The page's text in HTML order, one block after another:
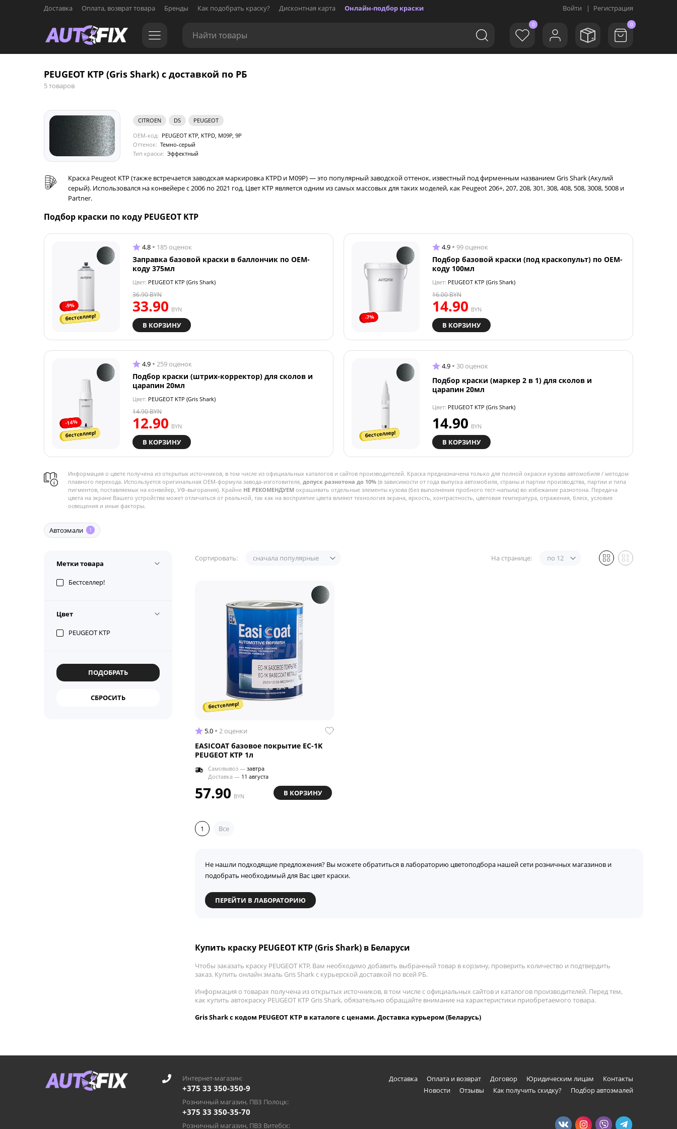
Доставка Оплата, возврат товара Бренды Как подобрать краску? Дисконтная карта Онлайн-подбор краски Войти | Регистрация
0 0
PEUGEOT KTP (Gris Shark) с доставкой по РБ
5 товаров
CITROEN DS
PEUGEOT
OEM-код: PEUGEOT KTP, KTPD, M09P, 9P
Оттенок: Темно-серый
Тип краски: Эффектный
Краска Peugeot KTP (также встречается заводская маркировка KTPD и M09P) — это популярный заводской оттенок, известный под фирменным названием Gris Shark (Акулий
серый). Использовался на конвейере с 2006 по 2021 год. Цвет KTP является одним из самых массовых для таких моделей, как Peugeot 206+, 207, 208, 301, 308, 408, 508, 3008, 5008 и
Partner.
Подбор краски по коду PEUGEOT KTP
-9%
бестселлер!
4.8 185 оценок
Заправка базовой краски в баллончик по OEM-
коду 375мл
Цвет: PEUGEOT KTP (Gris Shark)
33.90 BYN
36.90BYN
В КОРЗИНУ
-7%
4.9 99 оценок
Подбор базовой краски (под краскопульт) по OEM-
коду 100мл
Цвет: PEUGEOT KTP (Gris Shark)
14.90 BYN
16.00BYN
В КОРЗИНУ
-14%
бестселлер!
4.9 259 оценок
Подбор краски (штрих-корректор) для сколов и
царапин 20мл
Цвет: PEUGEOT KTP (Gris Shark)
12.90 BYN
14.90BYN
В КОРЗИНУ
бестселлер!
4.9 30 оценок
Подбор краски (маркер 2 в 1) для сколов и
царапин 20мл
Цвет: PEUGEOT KTP (Gris Shark)
14.90 BYN
В КОРЗИНУ
Информация о цвете получена из открытых источников, в том числе из официальных каталогов и сайтов производителей. Краска предназначена только для полной окраски кузова автомобиля / методом
плавного перехода. Используется оригинальная OEM-формула завода-изготовителя, допуск разнотона до 10% (в зависимости от года выпуска автомобиля, страны и партии производства, партии и типа
пигментов, поставляемых на конвейер, УФ-выгорания). Крайне НЕ РЕКОМЕНДУЕМ окрашивать отдельные элементы кузова (без выполнения пробного тест-напыла) во избежание разнотона. Передача
цвета на экране Вашего устройства может отличаться от реальной, так как на восприятие цвета влияют технология экрана, яркость, контрастность, цветовая температура, отражения, блеск, условия
освещения и иные факторы.
Автоэмали 1
Метки товара
Бестселлер!
Цвет
PEUGEOT KTP
Сортировать: сначала популярные На странице: по 12
бестселлер!
5.0 2 оценки
EASICOAT базовое покрытие EC-1K
PEUGEOT KTP 1л
Самовывоз — завтра
Доставка — 11 августа
57.90 BYN В КОРЗИНУ
1 Все
Не нашли подходящие предложения? Вы можете обратиться в лабораторию цветоподбора нашей сети розничных магазинов и
подобрать необходимый для Вас цвет краски.
ПЕРЕЙТИ В ЛАБОРАТОРИЮ
Купить краску PEUGEOT KTP (Gris Shark) в Беларуси
Чтобы заказать краску PEUGEOT KTP, Вам необходимо добавить выбранный товар в корзину, проверить количество и подтвердить
заказ. Купить онлайн эмаль Gris Shark с курьерской доставкой по всей РБ.
Информация о товарах получена из открытых источников, в том числе с официальных сайтов и каталогов производителей. Перед тем,
как купить автокраску PEUGEOT KTP Gris Shark, обязательно обращайте внимание на характеристики приобретаемого товара.
Gris Shark с кодом PEUGEOT KTP в каталоге с ценами. Доставка курьером (Беларусь)
Интернет-магазин:
+375 33 350-350-9
Розничный магазин, ПВЗ Полоцк:
+375 33 350-35-70
Розничный магазин, ПВЗ Витебск:
Доставка Оплата и возврат Договор Юридическим лицам
Контакты
Новости
Отзывы Как получить скидку? Подбор автоэмалей